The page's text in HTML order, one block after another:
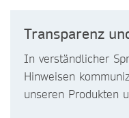
Transparenz
In verständlicher
Hinweisen
unseren Produkten